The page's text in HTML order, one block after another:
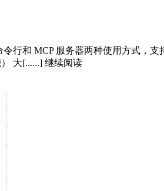
行和 MCP 服务器两种使用方式，
大[......] 继续阅读